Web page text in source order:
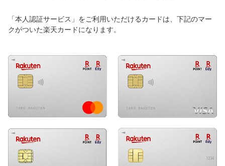
「本人認証サービス」をご利用いただけるカードは、下記のマー
クがついた楽天カードになります。